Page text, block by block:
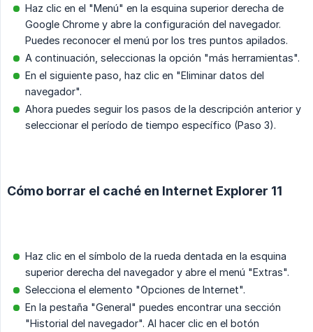
Haz clic en el "Menú" en la esquina superior derecha de
Google Chrome y abre la configuración del navegador.
Puedes reconocer el menú por los tres puntos apilados.
A continuación, seleccionas la opción "más herramientas".
En el siguiente paso, haz clic en "Eliminar datos del
navegador".
Ahora puedes seguir los pasos de la descripción anterior y
seleccionar el período de tiempo específico (Paso 3).
Cómo borrar el caché en Internet Explorer 11
Haz clic en el símbolo de la rueda dentada en la esquina
superior derecha del navegador y abre el menú "Extras".
Selecciona el elemento "Opciones de Internet".
En la pestaña "General" puedes encontrar una sección
"Historial del navegador". Al hacer clic en el botón